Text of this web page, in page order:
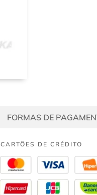
FORMAS DE
CARTÕES DE CRÉDITO